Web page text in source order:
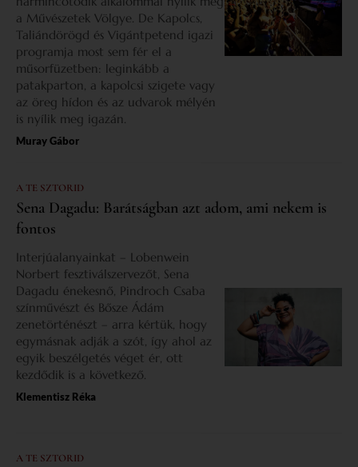
a Művészetek Völgye. De Kapolcs,
Taliándörögd és Vigántpetend igazi
programja most sem fér el a
műsorfüzetben: leginkább a
patakparton, a kapolcsi szigete vagy
az öreg hídon és az udvarok mélyén
is nyílik meg igazán.
Muray Gábor
A TE SZTORID
Sena Dagadu: Barátságban azt adom, ami nekem is
fontos
Interjúalanyainkat – Lobenwein
Norbert fesztiválszervezőt, Sena
Dagadu énekesnő, Pindroch Csaba
színművészt és Bősze Ádám
zenetörténészt – arra kértük, hogy
egymásnak adják a szót, így ahol az
egyik beszélgetés véget ér, ott
kezdődik is a következő.
Klementisz Réka
A TE SZTORID